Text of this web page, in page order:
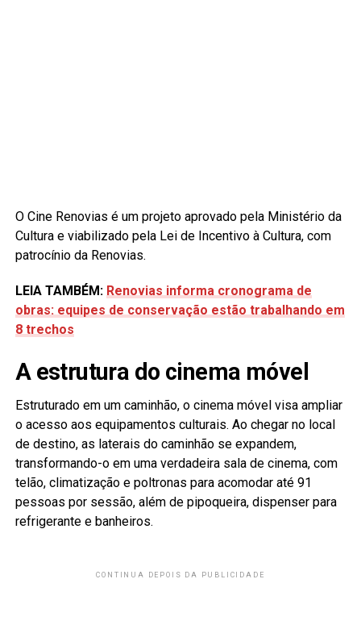
O Cine Renovias é um projeto aprovado pela Ministério da
Cultura e viabilizado pela Lei de Incentivo à Cultura, com
patrocínio da Renovias.
LEIA TAMBÉM: Renovias informa cronograma de
obras: equipes de conservação estão trabalhando em
8 trechos
A estrutura do cinema móvel
Estruturado em um caminhão, o cinema móvel visa ampliar
o acesso aos equipamentos culturais. Ao chegar no local
de destino, as laterais do caminhão se expandem,
transformando-o em uma verdadeira sala de cinema, com
telão, climatização e poltronas para acomodar até 91
pessoas por sessão, além de pipoqueira, dispenser para
refrigerante e banheiros.
CONTINUA DEPOIS DA PUBLICIDADE